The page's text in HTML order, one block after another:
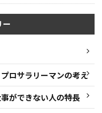
ー
ロサラリーマンの考え
ができない人の特長